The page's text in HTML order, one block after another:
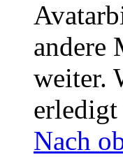
andere
weiter.
Nach